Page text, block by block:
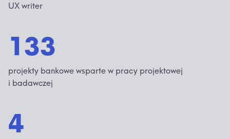
UX writer
133
projekty bankowe wsparte w pracy projektowej
i badawczej
4